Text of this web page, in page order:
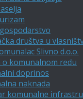
društva u
Slivno d.o.o.
o komunalnom redu
doprinos
naknada
komunalne